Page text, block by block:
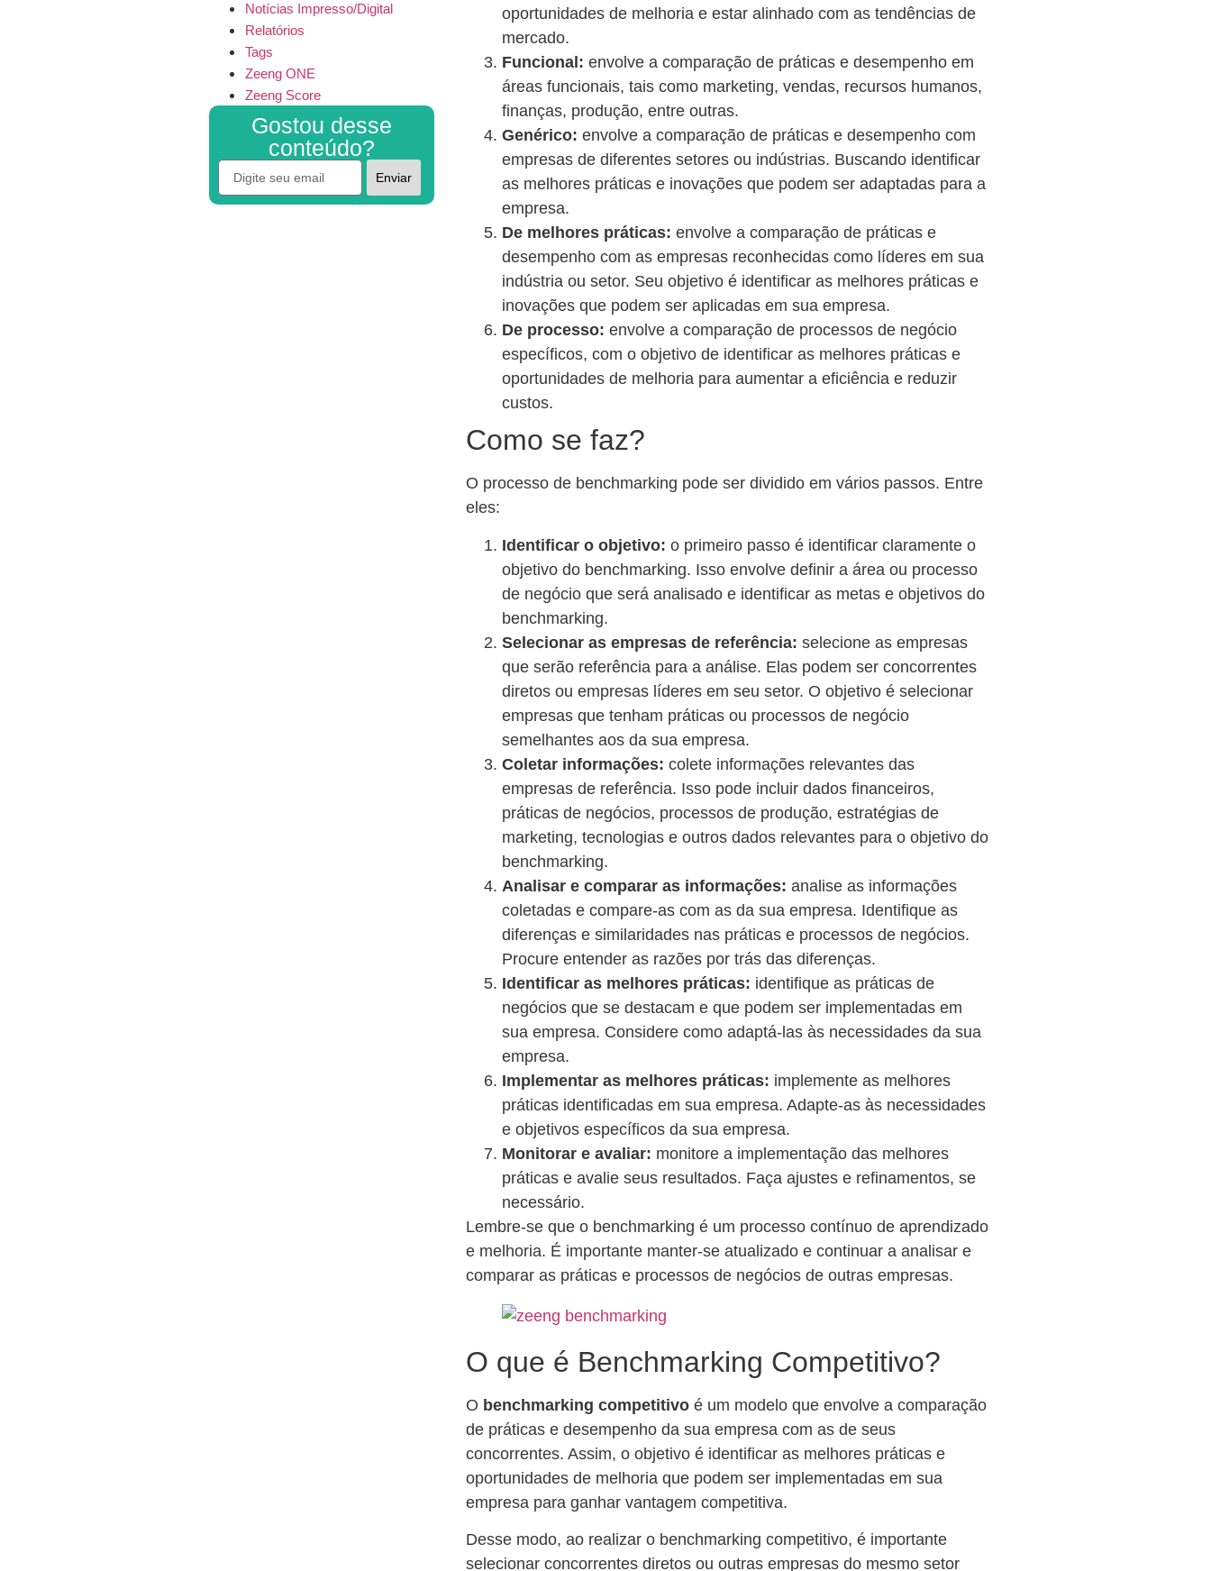
Notícias Impresso/Digital
Relatórios
Tags
Zeeng ONE
Zeeng Score
Gostou desse
conteúdo?
Enviar
oportunidades de melhoria e estar alinhado com as tendências de
mercado.
Funcional: envolve a comparação de práticas e desempenho em
áreas funcionais, tais como marketing, vendas, recursos humanos,
finanças, produção, entre outras.
Genérico: envolve a comparação de práticas e desempenho com
empresas de diferentes setores ou indústrias. Buscando identificar
as melhores práticas e inovações que podem ser adaptadas para a
empresa.
De melhores práticas: envolve a comparação de práticas e
desempenho com as empresas reconhecidas como líderes em sua
indústria ou setor. Seu objetivo é identificar as melhores práticas e
inovações que podem ser aplicadas em sua empresa.
De processo: envolve a comparação de processos de negócio
específicos, com o objetivo de identificar as melhores práticas e
oportunidades de melhoria para aumentar a eficiência e reduzir
custos.
Como se faz?
O processo de benchmarking pode ser dividido em vários passos. Entre
eles:
Identificar o objetivo: o primeiro passo é identificar claramente o
objetivo do benchmarking. Isso envolve definir a área ou processo
de negócio que será analisado e identificar as metas e objetivos do
benchmarking.
Selecionar as empresas de referência: selecione as empresas
que serão referência para a análise. Elas podem ser concorrentes
diretos ou empresas líderes em seu setor. O objetivo é selecionar
empresas que tenham práticas ou processos de negócio
semelhantes aos da sua empresa.
Coletar informações: colete informações relevantes das
empresas de referência. Isso pode incluir dados financeiros,
práticas de negócios, processos de produção, estratégias de
marketing, tecnologias e outros dados relevantes para o objetivo do
benchmarking.
Analisar e comparar as informações: analise as informações
coletadas e compare-as com as da sua empresa. Identifique as
diferenças e similaridades nas práticas e processos de negócios.
Procure entender as razões por trás das diferenças.
Identificar as melhores práticas: identifique as práticas de
negócios que se destacam e que podem ser implementadas em
sua empresa. Considere como adaptá-las às necessidades da sua
empresa.
Implementar as melhores práticas: implemente as melhores
práticas identificadas em sua empresa. Adapte-as às necessidades
e objetivos específicos da sua empresa.
Monitorar e avaliar: monitore a implementação das melhores
práticas e avalie seus resultados. Faça ajustes e refinamentos, se
necessário.
Lembre-se que o benchmarking é um processo contínuo de aprendizado
e melhoria. É importante manter-se atualizado e continuar a analisar e
comparar as práticas e processos de negócios de outras empresas.
O que é Benchmarking Competitivo?
O benchmarking competitivo é um modelo que envolve a comparação
de práticas e desempenho da sua empresa com as de seus
concorrentes. Assim, o objetivo é identificar as melhores práticas e
oportunidades de melhoria que podem ser implementadas em sua
empresa para ganhar vantagem competitiva.
Desse modo, ao realizar o benchmarking competitivo, é importante
selecionar concorrentes diretos ou outras empresas do mesmo setor